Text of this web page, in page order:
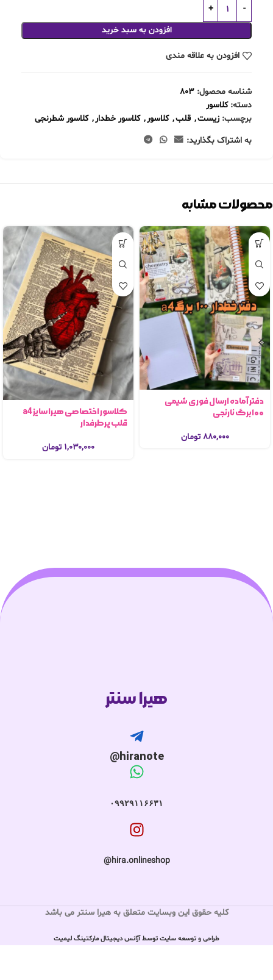
افزودن به سبد خرید
افزودن به علاقه مندی
شناسه محصول: 803
دسته: کلاسور
برچسب: زیست, قلب, کلاسور, کلاسور خطدار, کلاسور شطرنجی
به اشتراک بگذارید:
محصولات مشابه
دفتر آماده ارسال فوری شیمی
۱۰۰برگ نارنجی
۸۸۰,۰۰۰ تومان
کلاسور اختصاصی هیرا سایز a4
قلب پرطرفدار
۱,۰۳۰,۰۰۰ تومان
هیرا سنتر
hiranote@
۰۹۹۲۹۱۱۶۶۳۱
hira.onlineshop@
کلیه حقوق این وبسایت متعلق به هیرا سنتر می باشد
طراحی و توسعه سایت توسط آژانس دیجیتال مارکتینگ لیمیت